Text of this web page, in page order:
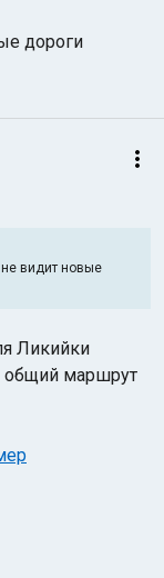
дороги
не видит новые
Ликийки
общий маршрут